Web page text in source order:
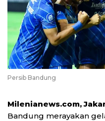
Persib Bandung
Milenianews.com,
Bandung merayakan